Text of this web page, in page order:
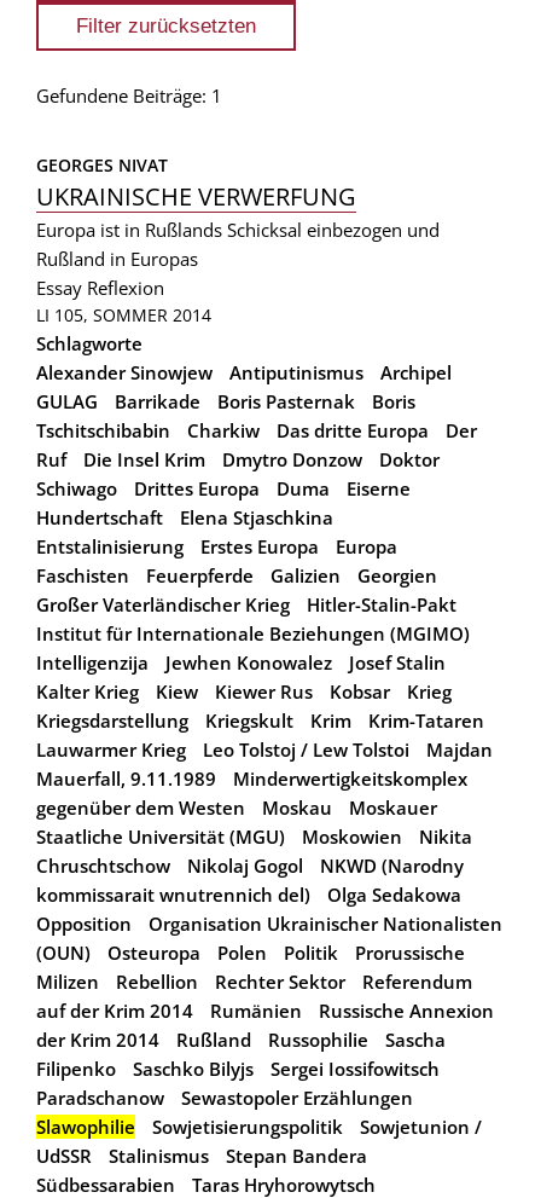
Gefundene Beiträge: 1
GEORGES NIVAT
UKRAINISCHE VERWERFUNG
Europa ist in Rußlands Schicksal einbezogen und
Rußland in Europas
Essay Reflexion
LI 105, SOMMER 2014
Schlagworte
Alexander Sinowjew
Antiputinismus
Archipel
GULAG
Barrikade Boris Pasternak
Boris
Tschitschibabin
Charkiw Das dritte Europa
Der
Ruf
Die Insel Krim Dmytro Donzow
Doktor
Schiwago
Drittes Europa Duma
Eiserne
Hundertschaft
Elena Stjaschkina
Entstalinisierung
Erstes Europa
Europa
Faschisten
Feuerpferde Galizien
Georgien
Großer Vaterländischer Krieg
Hitler-Stalin-Pakt
Institut für Internationale Beziehungen (MGIMO)
Intelligenzija
Jewhen Konowalez
Josef Stalin
Kalter Krieg
Kiew Kiewer Rus Kobsar
Krieg
Kriegsdarstellung
Kriegskult Krim
Krim-Tataren
Lauwarmer Krieg
Leo Tolstoj / Lew Tolstoi
Majdan
Mauerfall, 9.11.1989
Minderwertigkeitskomplex
gegenüber dem Westen
Moskau
Moskauer
Staatliche Universität (MGU)
Moskowien
Nikita
Chruschtschow
Nikolaj Gogol
NKWD (Narodny
kommissarait wnutrennich del)
Olga Sedakowa
Opposition
Organisation Ukrainischer Nationalisten
(OUN)
Osteuropa Polen Politik
Prorussische
Milizen
Rebellion Rechter Sektor
Referendum
auf der Krim 2014
Rumänien
Russische Annexion
der Krim 2014
Rußland Russophilie
Sascha
Filipenko
Saschko Bilyjs
Sergei Iossifowitsch
Paradschanow
Sewastopoler Erzählungen
Slawophilie
Sowjetisierungspolitik
Sowjetunion /
UdSSR
Stalinismus
Stepan Bandera
Südbessarabien
Taras Hryhorowytsch